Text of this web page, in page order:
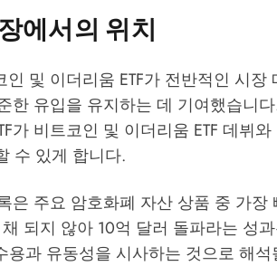
에서의 위치
및 이더리움 ETF가 전반적인 시장
한 유입을 유지하는 데 기여했습니
가 비트코인 및 이더리움 ETF 데뷔
수 있게 합니다.
은 주요 암호화폐 자산 상품 중 가장
되지 않아 10억 달러 돌파라는 성
용과 유동성을 시사하는 것으로 해